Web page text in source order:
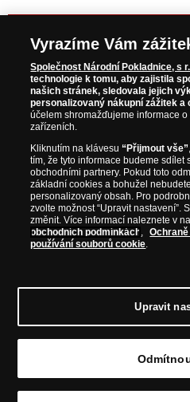
NAVŠTIVTE
Prosím informujte mě, jakmile
NAŠE
Certifikát
Komfortní
© Copyright 2026 - Národní Pokladnice, s. r.
CZ28507622
Vyrazíme Vám
Společnost Národní Pokladnice, s
technologie k tomu, aby zajistila
našich stránek, sledovala jejich
personalizovaný nákupní zážitek a
účelem shromažďujeme informace
zařízeních.
Kliknutím na klávesu“Přijmout vše”
tím, že tyto informace budeme sdílet
obchodními partnery. Pokud toto
základní cookies a bohužel
personalizovaný obsah. Pro
zvolte možnost “Upravit nastavení”.
změnit. Více informací naleznete v
obchodních podmínkách ,
používání souborů cookie.
Upravit